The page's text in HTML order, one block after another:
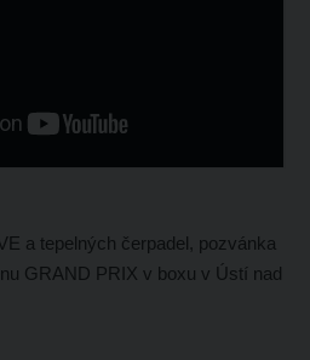
a tepelných čerpadel, pozvánka
GRAND PRIX v boxu v Ústí nad